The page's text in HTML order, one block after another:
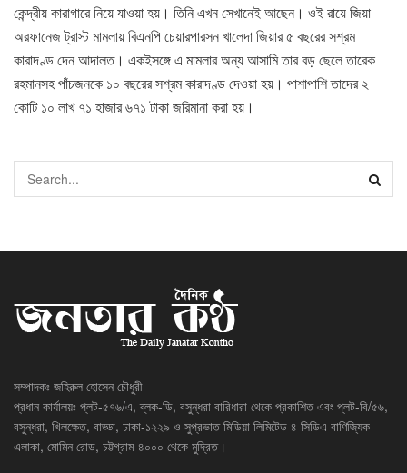
কেন্দ্রীয় কারাগারে নিয়ে যাওয়া হয়। তিনি এখন সেখানেই আছেন। ওই রায়ে জিয়া
অরফানেজ ট্রাস্ট মামলায় বিএনপি চেয়ারপারসন খালেদা জিয়ার ৫ বছরের সশ্রম
কারাদণ্ড দেন আদালত। একইসঙ্গে এ মামলার অন্য আসামি তার বড় ছেলে তারেক
রহমানসহ পাঁচজনকে ১০ বছরের সশ্রম কারাদণ্ড দেওয়া হয়। পাশাপাশি তাদের ২
কোটি ১০ লাখ ৭১ হাজার ৬৭১ টাকা জরিমানা করা হয়।
সম্পাদকঃ জহিরুল হোসেন চৌধুরী
প্রধান কার্যালয়ঃ প্লট-৫৭৬/এ, ব্লক-ডি, বসুন্ধরা বারিধারা থেকে প্রকাশিত এবং প্লট-বি/৫৬,
বসুন্ধরা, খিলক্ষেত, বাড্ডা, ঢাকা-১২২৯ ও সুপ্রভাত মিডিয়া লিমিটেড ৪ সিডিএ বাণিজ্যিক
এলাকা, মোমিন রোড, চট্টগ্রাম-৪০০০ থেকে মুদ্রিত।